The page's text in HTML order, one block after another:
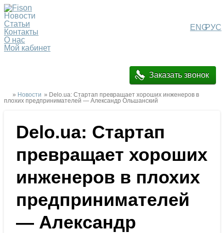
РУС
ENG
Новости
Статьи
Контакты
О нас
Мой кабинет
Заказать звонок
» Новости » Delo.ua: Стартап превращает хороших инженеров в
плохих предпринимателей — Александр Ольшанский
Delo.ua: Стартап
превращает хороших
инженеров в плохих
предпринимателей
— Александр